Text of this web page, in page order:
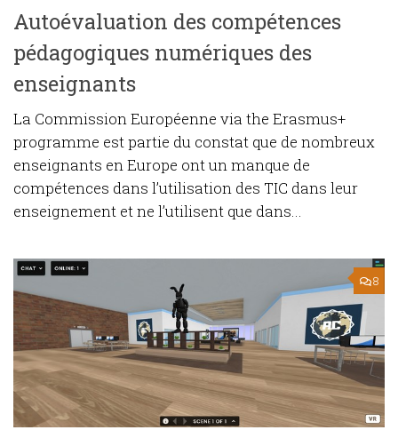
Autoévaluation des compétences
pédagogiques numériques des
enseignants
La Commission Européenne via the Erasmus+
programme est partie du constat que de nombreux
enseignants en Europe ont un manque de
compétences dans l’utilisation des TIC dans leur
enseignement et ne l’utilisent que dans...
8